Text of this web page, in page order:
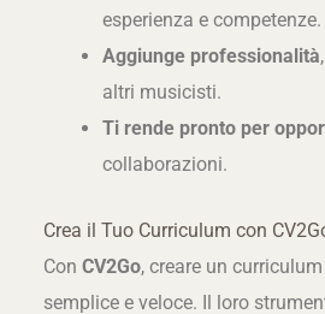
esperienza e competenze.
Aggiunge professionalità
altri musicisti.
Ti rende pronto per
collaborazioni.
Crea il Tuo Curriculum con
Con CV2Go, creare un
semplice e veloce. Il loro